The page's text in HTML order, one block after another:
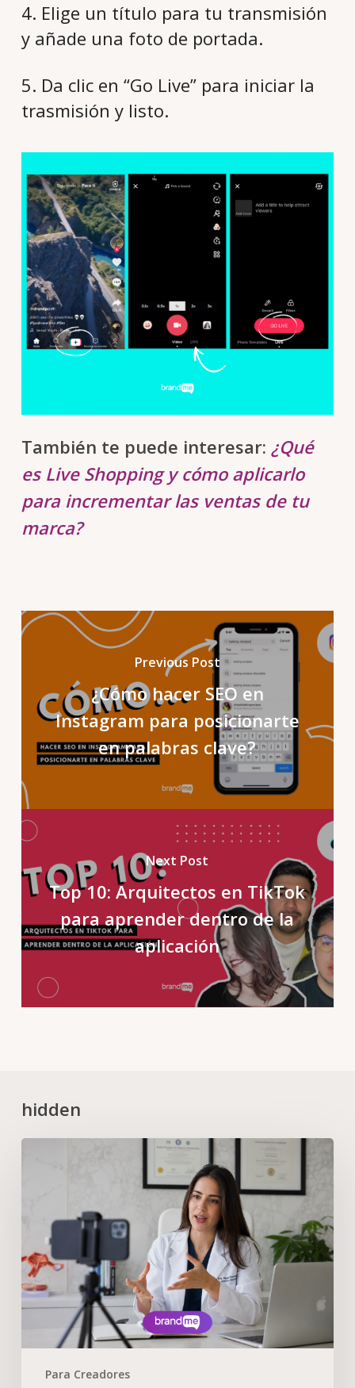
4. Elige un título para tu transmisión
y añade una foto de portada.
5. Da clic en “Go Live” para iniciar la
trasmisión y listo.
También te puede interesar: ¿Qué
es Live Shopping y cómo aplicarlo
para incrementar las ventas de tu
marca?
Previous Post
¿Cómo hacer SEO en
Instagram para posicionarte
en palabras clave?
Next Post
Top 10: Arquitectos en TikTok
para aprender dentro de la
aplicación
hidden
Para Creadores